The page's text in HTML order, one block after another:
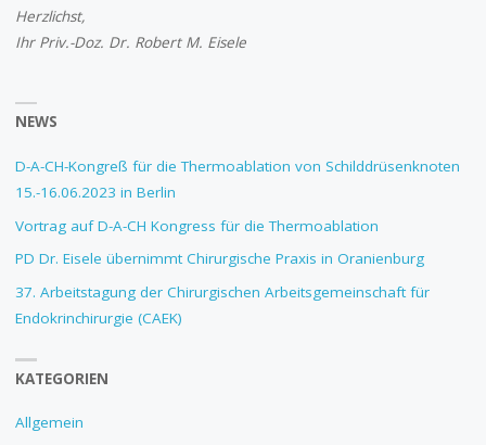
Herzlichst,
Ihr Priv.-Doz. Dr. Robert M. Eisele
NEWS
D-A-CH-Kongreß für die Thermoablation von Schilddrüsenknoten
15.-16.06.2023 in Berlin
Vortrag auf D-A-CH Kongress für die Thermoablation
PD Dr. Eisele übernimmt Chirurgische Praxis in Oranienburg
37. Arbeitstagung der Chirurgischen Arbeitsgemeinschaft für
Endokrinchirurgie (CAEK)
KATEGORIEN
Allgemein